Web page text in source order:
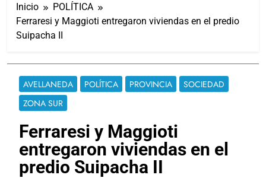
Inicio
POLÍTICA
Ferraresi y Maggioti entregaron viviendas en el predio
Suipacha II
AVELLANEDA POLÍTICA PROVINCIA
SOCIEDAD
ZONA SUR
Ferraresi y Maggioti
entregaron viviendas en el
predio Suipacha II